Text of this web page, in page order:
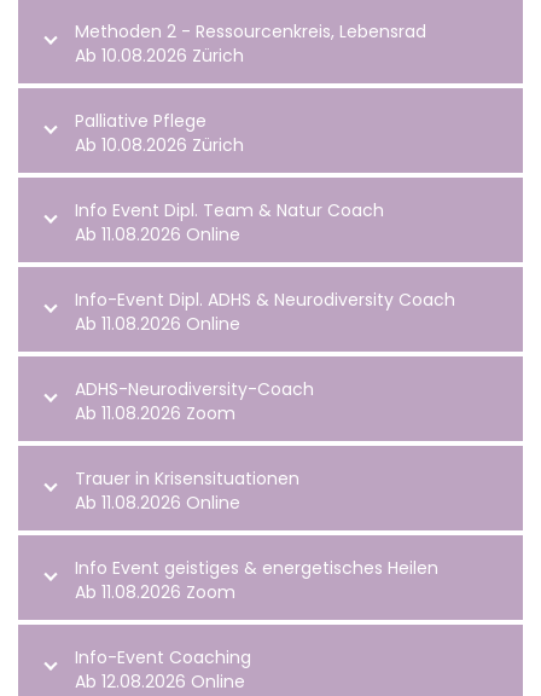
Methoden 2 - Ressourcenkreis, Lebensrad
Ab 10.08.2026 Zürich
Palliative Pflege
Ab 10.08.2026 Zürich
Info Event Dipl. Team & Natur Coach
Ab 11.08.2026 Online
Info-Event Dipl. ADHS & Neurodiversity Coach
Ab 11.08.2026 Online
ADHS-Neurodiversity-Coach
Ab 11.08.2026 Zoom
Trauer in Krisensituationen
Ab 11.08.2026 Online
Info Event geistiges & energetisches Heilen
Ab 11.08.2026 Zoom
Info-Event Coaching
Ab 12.08.2026 Online